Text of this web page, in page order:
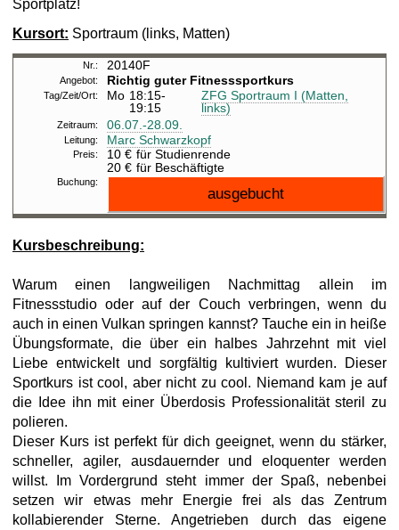
Sportplatz!
Kursort: Sportraum (links, Matten)
20140F
Richtig guter Fitnesssportkurs
Mo 18:15-
19:15
ZFG Sportraum I (Matten,
links)
06.07.-28.09.
Marc Schwarzkopf
10 € für Studienrende
20 € für Beschäftigte
Kursbeschreibung:
Warum einen langweiligen Nachmittag allein im
Fitnessstudio oder auf der Couch verbringen, wenn du
auch in einen Vulkan springen kannst? Tauche ein in heiße
Übungsformate, die über ein halbes Jahrzehnt mit viel
Liebe entwickelt und sorgfältig kultiviert wurden. Dieser
Sportkurs ist cool, aber nicht zu cool. Niemand kam je auf
die Idee ihn mit einer Überdosis Professionalität steril zu
polieren.
Dieser Kurs ist perfekt für dich geeignet, wenn du stärker,
schneller, agiler, ausdauernder und eloquenter werden
willst. Im Vordergrund steht immer der Spaß, nebenbei
setzen wir etwas mehr Energie frei als das Zentrum
kollabierender Sterne. Angetrieben durch das eigene